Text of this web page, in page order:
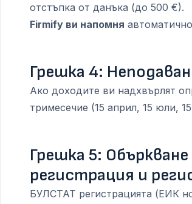
отстъпка от данъка (до 500 €).
Firmify ви напомня
Грешка 4:
Ако доходите ви надхвърлят
тримесечие (15 април, 15 юли,
Грешка 5:
регистрация и
БУЛСТАТ регистрацията (ЕИК